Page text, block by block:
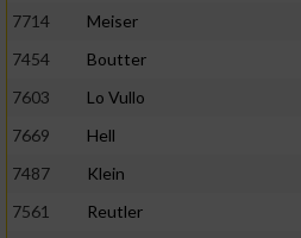
7714
Meiser
7454
Boutter
7603
Lo Vullo
7669
Hell
7487
Klein
7561
Reutler